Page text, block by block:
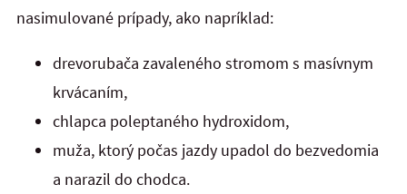
nasimulované prípady, ako napríklad:
drevorubača zavaleného stromom s masívnym
krvácaním,
chlapca poleptaného hydroxidom,
muža, ktorý počas jazdy upadol do bezvedomia
a narazil do chodca.